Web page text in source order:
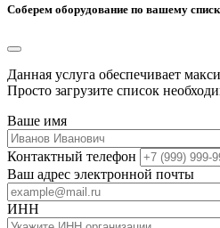
Соберем оборудование по вашему
Данная услуга обеспечивает
Просто загрузите список
Ваше имя
Контактный телефон
Ваш адрес электронной почты
ИНН